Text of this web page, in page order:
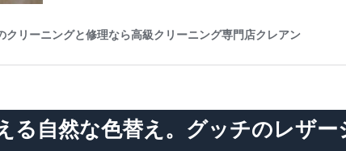
る自然な色替え。グッチのレザ